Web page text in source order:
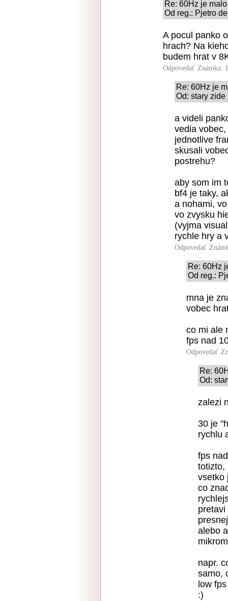
Re: 60Hz je malo
Od reg.: Pjetro
A pocul panko
hrach? Na
budem hrat v
Odpovedať Známka:
Re: 60Hz je
Od: stary
a videli
vedia
jednotlive
skusali
postrehu?
aby som im
bf4 je taky,
a nohami,
vo zvysku
(vyjma
rychle hry a
Odpovedať
Re: 60Hz
Od reg.:
mna je
vobec
co mi ale
fps nad
Odpovedať
Re:
Od:
zalezi
30 je
rychlu
fps
totizto,
vsetko
co
alebo
napr.
samo,
low
:)